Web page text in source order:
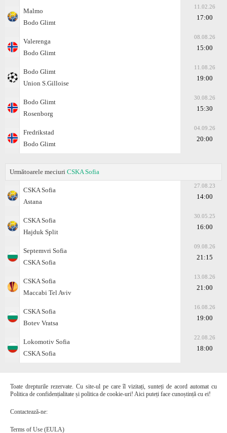
Malmo
Bodo Glimt
11.02.26
17:00
Valerenga
Bodo Glimt
08.08.26
15:00
Bodo Glimt
Union S.Gilloise
11.08.26
19:00
Bodo Glimt
Rosenborg
30.08.26
15:30
Fredrikstad
Bodo Glimt
04.09.26
20:00
Următoarele meciuri CSKA Sofia
CSKA Sofia
Astana
27.08.23
14:00
CSKA Sofia
Hajduk Split
30.05.25
16:00
Septemvri Sofia
CSKA Sofia
09.08.26
21:15
CSKA Sofia
Maccabi Tel Aviv
13.08.26
21:00
CSKA Sofia
Botev Vratsa
16.08.26
19:00
Lokomotiv Sofia
CSKA Sofia
22.08.26
18:00
Toate drepturile rezervate. Cu site-ul pe care îl vizitați, sunteți de acord automat cu
Politica de confidențialitate și politica de cookie-uri! Aici puteți face cunoștință cu ei!
Contactează-ne:
Terms of Use (EULA)